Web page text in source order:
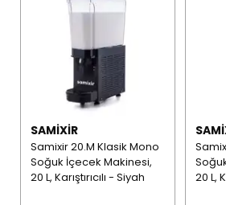
SAMIXIR
Samixir 20.M Klasik Mono
Soğuk İçecek Makinesi,
20 L, Karıştırıcılı - Siyah
20 L,